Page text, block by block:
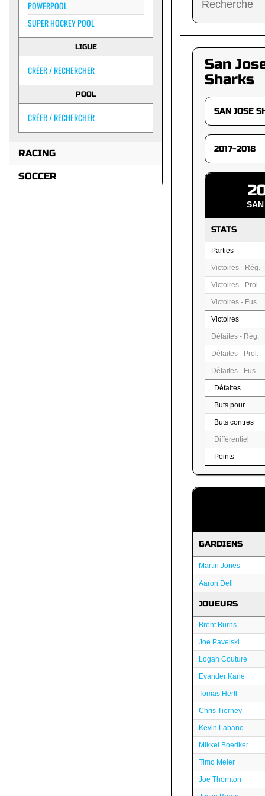
POWERPOOL
SUPER HOCKEY POOL
LIGUE
CRÉER / RECHERCHER
POOL
CRÉER / RECHERCHER
RACING
SOCCER
San
Sharks
STATS
Parties
Victoires - Rég.
Victoires - Prol.
Victoires - Fus.
Victoires
Défaites - Rég.
Défaites - Prol.
Défaites - Fus.
Défaites
Buts pour
Buts contres
Différentiel
Points
GARDIENS
Martin Jones
Aaron Dell
JOUEURS
Brent Burns
Joe Pavelski
Logan Couture
Evander Kane
Tomas Hertl
Chris Tierney
Kevin Labanc
Mikkel Boedker
Timo Meier
Joe Thornton